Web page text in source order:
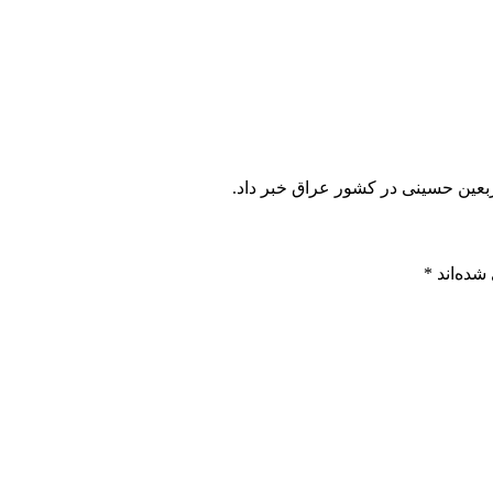
حسینی در کشور عراق خبر داد.
*